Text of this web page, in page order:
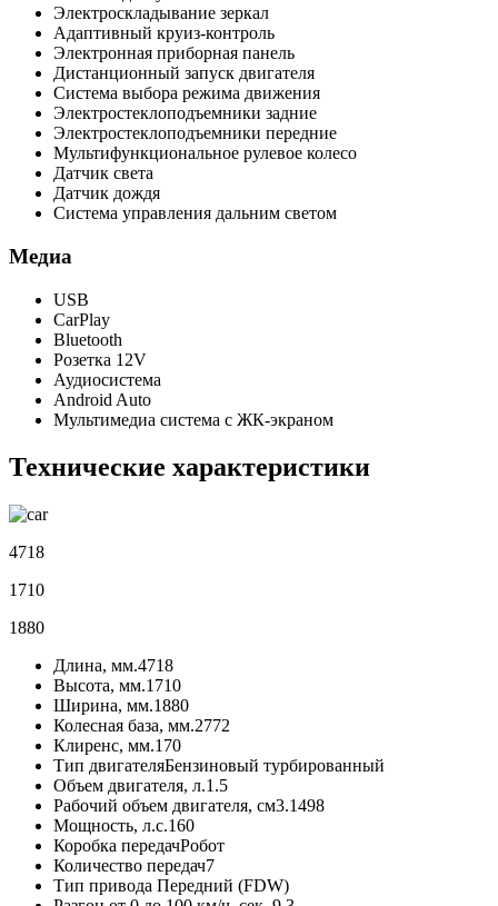
Электроскладывание зеркал
Адаптивный круиз-контроль
Электронная приборная панель
Дистанционный запуск двигателя
Система выбора режима движения
Электростеклоподъемники задние
Электростеклоподъемники передние
Мультифункциональное рулевое колесо
Датчик света
Датчик дождя
Система управления дальним светом
Медиа
USB
CarPlay
Bluetooth
Розетка 12V
Аудиосистема
Android Auto
Мультимедиа система с ЖК-экраном
Технические характеристики
4718
1710
1880
Длина, мм.4718
Высота, мм.1710
Ширина, мм.1880
Колесная база, мм.2772
Клиренс, мм.170
Тип двигателяБензиновый турбированный
Объем двигателя, л.1.5
Рабочий объем двигателя, см3.1498
Мощность, л.с.160
Коробка передачРобот
Количество передач7
Тип привода Передний (FDW)